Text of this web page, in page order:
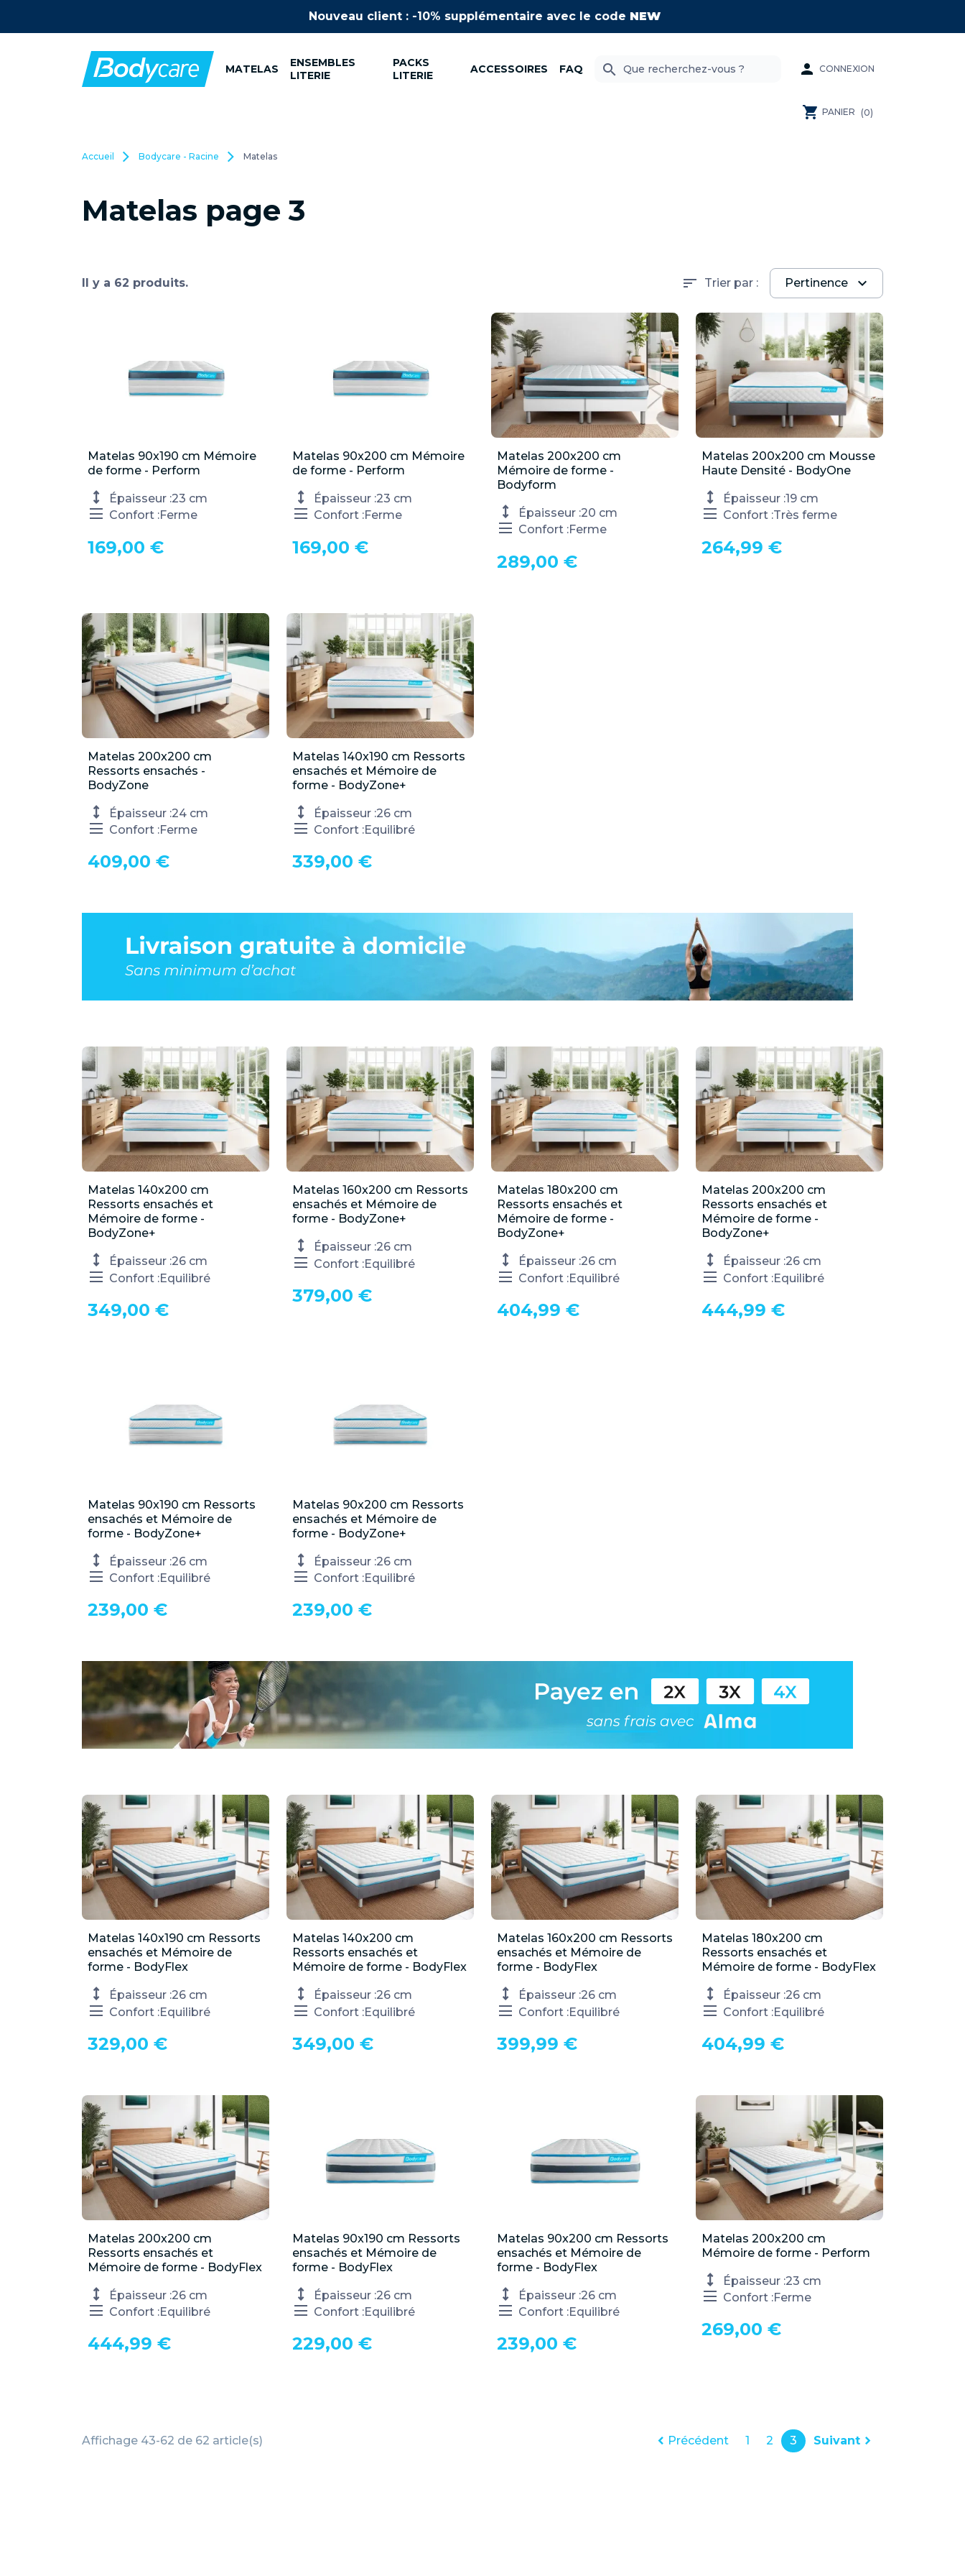
Nouveau client : -10% supplémentaire avec le code NEW
MATELAS
ENSEMBLES
LITERIE
PACKS
LITERIE
ACCESSOIRES FAQ search  CONNEXION
shopping_cart PANIER (0)
Accueil Bodycare - Racine Matelas
Matelas page 3
Il y a 62 produits. sort Trier par : Pertinence expand_more
 Aperçu rapide
Matelas 90x190 cm Mémoire
de forme - Perform
Épaisseur :23 cm
Confort :Ferme
169,00 €
 Aperçu rapide
Matelas 90x200 cm Mémoire
de forme - Perform
Épaisseur :23 cm
Confort :Ferme
169,00 €
 Aperçu rapide
Matelas 200x200 cm
Mémoire de forme -
Bodyform
Épaisseur :20 cm
Confort :Ferme
289,00 €
 Aperçu rapide
Matelas 200x200 cm Mousse
Haute Densité - BodyOne
Épaisseur :19 cm
Confort :Très ferme
264,99 €
 Aperçu rapide
Matelas 200x200 cm
Ressorts ensachés -
BodyZone
Épaisseur :24 cm
Confort :Ferme
409,00 €
 Aperçu rapide
Matelas 140x190 cm Ressorts
ensachés et Mémoire de
forme - BodyZone+
Épaisseur :26 cm
Confort :Equilibré
339,00 €
 Aperçu rapide
Matelas 140x200 cm
Ressorts ensachés et
Mémoire de forme -
BodyZone+
Épaisseur :26 cm
Confort :Equilibré
349,00 €
 Aperçu rapide
Matelas 160x200 cm Ressorts
ensachés et Mémoire de
forme - BodyZone+
Épaisseur :26 cm
Confort :Equilibré
379,00 €
 Aperçu rapide
Matelas 180x200 cm
Ressorts ensachés et
Mémoire de forme -
BodyZone+
Épaisseur :26 cm
Confort :Equilibré
404,99 €
 Aperçu rapide
Matelas 200x200 cm
Ressorts ensachés et
Mémoire de forme -
BodyZone+
Épaisseur :26 cm
Confort :Equilibré
444,99 €
 Aperçu rapide
Matelas 90x190 cm Ressorts
ensachés et Mémoire de
forme - BodyZone+
Épaisseur :26 cm
Confort :Equilibré
239,00 €
 Aperçu rapide
Matelas 90x200 cm Ressorts
ensachés et Mémoire de
forme - BodyZone+
Épaisseur :26 cm
Confort :Equilibré
239,00 €
 Aperçu rapide
Matelas 140x190 cm Ressorts
ensachés et Mémoire de
forme - BodyFlex
Épaisseur :26 cm
Confort :Equilibré
329,00 €
 Aperçu rapide
Matelas 140x200 cm
Ressorts ensachés et
Mémoire de forme - BodyFlex
Épaisseur :26 cm
Confort :Equilibré
349,00 €
 Aperçu rapide
Matelas 160x200 cm Ressorts
ensachés et Mémoire de
forme - BodyFlex
Épaisseur :26 cm
Confort :Equilibré
399,99 €
 Aperçu rapide
Matelas 180x200 cm
Ressorts ensachés et
Mémoire de forme - BodyFlex
Épaisseur :26 cm
Confort :Equilibré
404,99 €
 Aperçu rapide
Matelas 200x200 cm
Ressorts ensachés et
Mémoire de forme - BodyFlex
Épaisseur :26 cm
Confort :Equilibré
444,99 €
 Aperçu rapide
Matelas 90x190 cm Ressorts
ensachés et Mémoire de
forme - BodyFlex
Épaisseur :26 cm
Confort :Equilibré
229,00 €
 Aperçu rapide
Matelas 90x200 cm Ressorts
ensachés et Mémoire de
forme - BodyFlex
Épaisseur :26 cm
Confort :Equilibré
239,00 €
 Aperçu rapide
Matelas 200x200 cm
Mémoire de forme - Perform
Épaisseur :23 cm
Confort :Ferme
269,00 €
Affichage 43-62 de 62 article(s)  Précédent 1 2 3 Suivant 